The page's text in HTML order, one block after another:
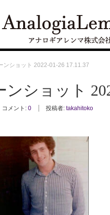
ンショット 2022-01-26 17.11.37
ンショット
コメント: 0 投稿者: takahitoko